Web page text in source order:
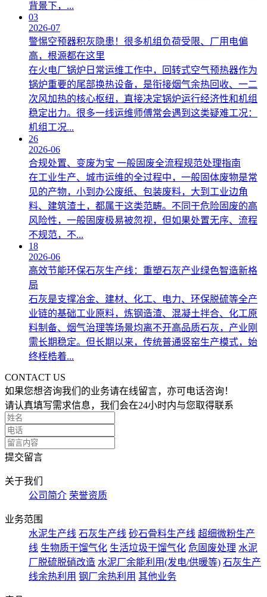
背景下，...
03
2026-07
警惕空预器积灰隐患！很多机组负荷受限、厂用电偏
高，根源都在这里
在火电厂锅炉日常运维工作中，回转式空气预热器作为
锅炉重要的尾部换热设备，是衔接烟气余热回收、一二
次风加热的核心枢纽，直接决定锅炉运行经济性和机组
稳定出力。很多一线运维师傅常会遇到这类疑难工况：
机组工况...
26
2026-06
合规处置、变废为宝 一般固废全流程规范处理指南
在工业生产、城市运维的全过程中，一般固体废物是常
见的产物，小到办公废纸、包装废料，大到工业边角
料、建筑渣土，都属于这类范畴。不同于危险固废的高
风险性，一般固废极易被忽视，但如果处置无序、流程
不规范，不...
18
2026-06
高效节能环保石灰生产线：重塑石灰产业绿色智造新格
局
石灰是支撑冶金、建材、化工、电力、环保脱硫等全产
业链的基础工业原料，炼钢造渣、混凝土拌合、化工原
料制备、烟气治理等场景均离不开高品质石灰，产业刚
需长期稳定。但长期以来，传统普通竖窑生产模式，始
终桎梏着...
CONTACT US
如果您想咨询我们的业务请在线留言，亦可电话咨询！
请认真填写需求信息，我们会在24小时内与您取得联系
提交留言
关于我们
公司简介 荣誉资质
业务范围
水泥生产线 石灰生产线 砂石骨料生产线 超细微粉生产
线 生物质干馏气化 生活垃圾干馏气化 危固废处理 水泥
厂脱硫脱硝改造 水泥厂余能利用(发电/供暖等) 石灰生产
线余热利用 钢厂余热利用 其他业务